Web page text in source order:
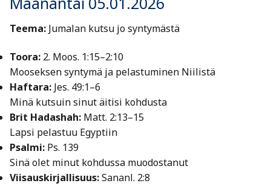
Teema: Jumalan kutsu jo syntymästä
Toora: 2. Moos. 1:15–2:10
Mooseksen syntymä ja pelastuminen Niilistä
Haftara: Jes. 49:1–6
Minä kutsuin sinut äitisi kohdusta
Brit Hadashah: Matt. 2:13–15
Lapsi pelastuu Egyptiin
Psalmi: Ps. 139
Sinä olet minut kohdussa muodostanut
Viisauskirjallisuus:Sananl. 2:8